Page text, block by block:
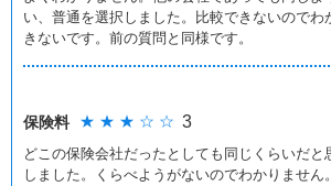
い、普通を選択しました。比較できないのでわ
きないです。前の質問と同様です。
保険料 ★ ★ ★ ☆ ☆ 3
どこの保険会社だったとしても同じくらいだと
しました。くらべようがないのでわかりません